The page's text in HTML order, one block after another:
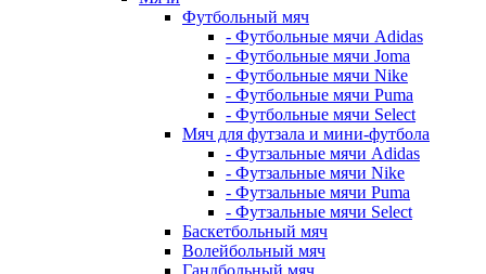
Футбольный мяч
- Футбольные мячи Adidas
- Футбольные мячи Joma
- Футбольные мячи Nike
- Футбольные мячи Puma
- Футбольные мячи Select
Мяч для футзала и мини-футбола
- Футзальные мячи Adidas
- Футзальные мячи Nike
- Футзальные мячи Puma
- Футзальные мячи Select
Баскетбольный мяч
Волейбольный мяч
Гандбольный мяч